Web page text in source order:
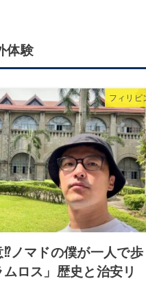
体験
フィリピ
ノマドの僕が一人で歩
ロス」歴史と治安リ